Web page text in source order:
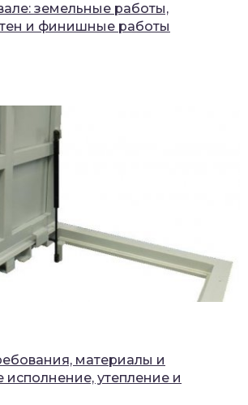
земельные работы,
и финишные работы
материалы и
исполнение, утепление и